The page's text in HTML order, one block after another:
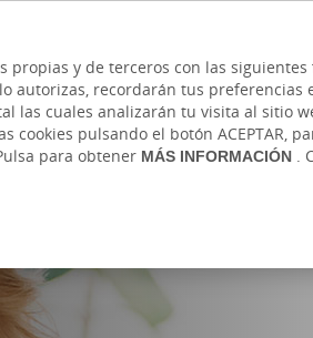
y de terceros con las
autorizas, recordarán tus
las cuales analizarán tu visita al
pulsando el botón ACEPTAR,
para obtener MÁS INFORMACIÓN.
AUTÓNOMOS Y
Pagos Sostenibilidad Financiación